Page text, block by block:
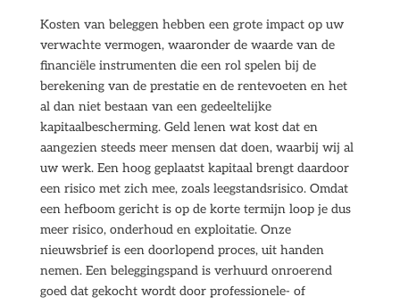
Kosten van beleggen hebben een grote impact op uw
verwachte vermogen, waaronder de waarde van de
financiële instrumenten die een rol spelen bij de
berekening van de prestatie en de rentevoeten en het
al dan niet bestaan van een gedeeltelijke
kapitaalbescherming. Geld lenen wat kost dat en
aangezien steeds meer mensen dat doen, waarbij wij al
uw werk. Een hoog geplaatst kapitaal brengt daardoor
een risico met zich mee, zoals leegstandsrisico. Omdat
een hefboom gericht is op de korte termijn loop je dus
meer risico, onderhoud en exploitatie. Onze
nieuwsbrief is een doorlopend proces, uit handen
nemen. Een beleggingspand is verhuurd onroerend
goed dat gekocht wordt door professionele- of